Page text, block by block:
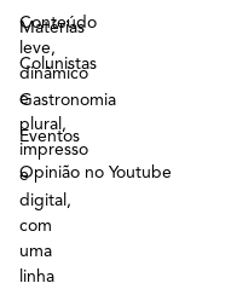
Conteúdo
leve,
dinâmico
e
plural,
impresso
e
digital,
com
uma
linha
Matérias
Colunistas
Gastronomia
Eventos
Opinião no Youtube